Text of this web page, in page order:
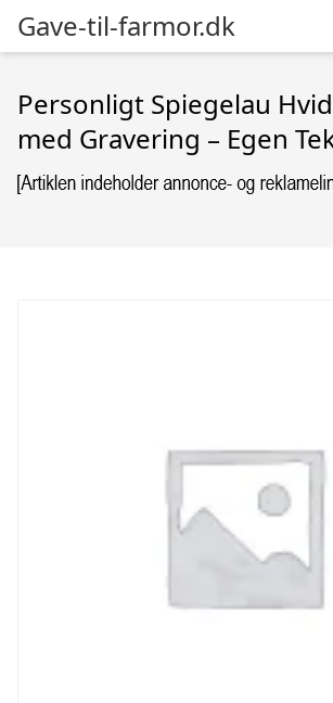
Gave-til-farmor.dk
Personligt Spiegelau
med Gravering – Egen